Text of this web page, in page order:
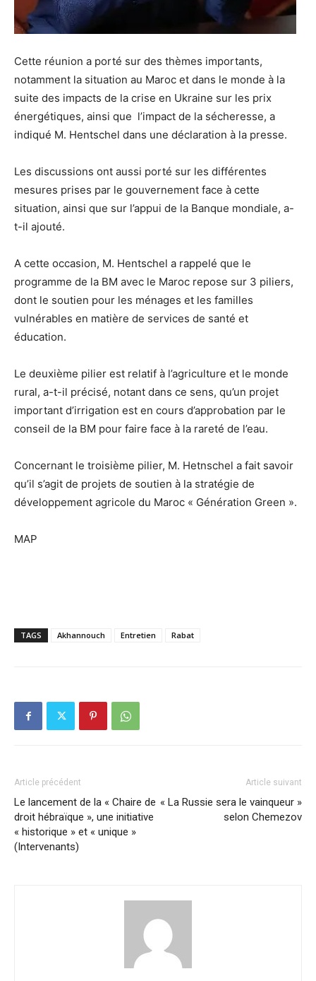
Cette réunion a porté sur des thèmes importants,
notamment la situation au Maroc et dans le monde à la
suite des impacts de la crise en Ukraine sur les prix
énergétiques, ainsi que l’impact de la sécheresse, a
indiqué M. Hentschel dans une déclaration à la presse.
Les discussions ont aussi porté sur les différentes
mesures prises par le gouvernement face à cette
situation, ainsi que sur l’appui de la Banque mondiale, a-
t-il ajouté.
A cette occasion, M. Hentschel a rappelé que le
programme de la BM avec le Maroc repose sur 3 piliers,
dont le soutien pour les ménages et les familles
vulnérables en matière de services de santé et
éducation.
Le deuxième pilier est relatif à l’agriculture et le monde
rural, a-t-il précisé, notant dans ce sens, qu’un projet
important d’irrigation est en cours d’approbation par le
conseil de la BM pour faire face à la rareté de l’eau.
Concernant le troisième pilier, M. Hetnschel a fait savoir
qu’il s’agit de projets de soutien à la stratégie de
développement agricole du Maroc « Génération Green ».
MAP
TAGS Akhannouch Entretien Rabat
Article précédent
Le lancement de la « Chaire de
droit hébraïque », une initiative
« historique » et « unique »
(Intervenants)
Article suivant
« La Russie sera le vainqueur »
selon Chemezov